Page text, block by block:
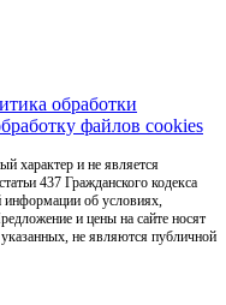
обработки
файлов cookies
характер и не является
437 Гражданского кодекса
информации об условиях,
и цены на сайте носят
не являются публичной